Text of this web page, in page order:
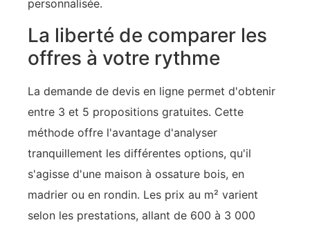
personnalisée.
La liberté de comparer les
offres à votre rythme
La demande de devis en ligne permet d'obtenir
entre 3 et 5 propositions gratuites. Cette
méthode offre l'avantage d'analyser
tranquillement les différentes options, qu'il
s'agisse d'une maison à ossature bois, en
madrier ou en rondin. Les prix au m² varient
selon les prestations, allant de 600 à 3 000